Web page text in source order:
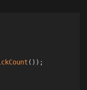
( ) ) ;